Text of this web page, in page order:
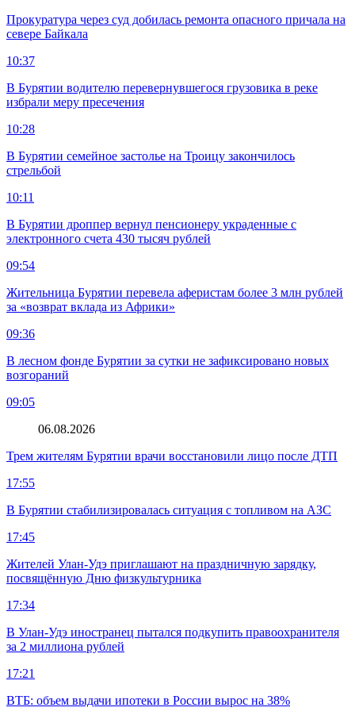
Прокуратура через суд добилась ремонта опасного причала на
севере Байкала
10:37
В Бурятии водителю перевернувшегося грузовика в реке
избрали меру пресечения
10:28
В Бурятии семейное застолье на Троицу закончилось
стрельбой
10:11
В Бурятии дроппер вернул пенсионеру украденные с
электронного счета 430 тысяч рублей
09:54
Жительница Бурятии перевела аферистам более 3 млн рублей
за «возврат вклада из Африки»
09:36
В лесном фонде Бурятии за сутки не зафиксировано новых
возгораний
09:05
06.08.2026
Трем жителям Бурятии врачи восстановили лицо после ДТП
17:55
В Бурятии стабилизировалась ситуация с топливом на АЗС
17:45
Жителей Улан-Удэ приглашают на праздничную зарядку,
посвящённую Дню физкультурника
17:34
В Улан-Удэ иностранец пытался подкупить правоохранителя
за 2 миллиона рублей
17:21
ВТБ: объем выдачи ипотеки в России вырос на 38%